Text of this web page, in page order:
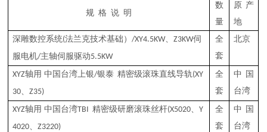
规 格 说 明
数
量
原产
地
深雕数控系统(法兰克技术基础）/XY4.5KW、Z3KW伺
服电机/主轴伺服驱动5.5KW
全
套
北京
XYZ轴用 中国台湾上银/银泰 精密级滚珠直线导轨(XY
30、Z35)
全
套
中国
台湾
XYZ轴用 中国台湾TBI精密级研磨滚珠丝杆(X5020、Y
4020、Z3220)
全
套
中国
台湾